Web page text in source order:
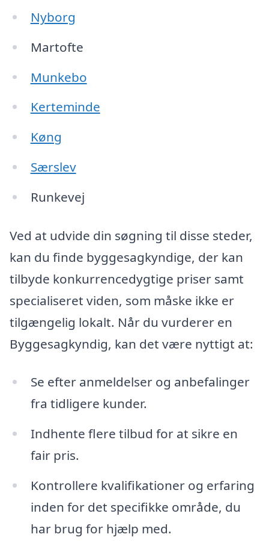
Nyborg
Martofte
Munkebo
Kerteminde
Køng
Særslev
Runkevej
Ved at udvide din søgning til disse steder,
kan du finde byggesagkyndige, der kan
tilbyde konkurrencedygtige priser samt
specialiseret viden, som måske ikke er
tilgængelig lokalt. Når du vurderer en
Byggesagkyndig, kan det være nyttigt at:
Se efter anmeldelser og anbefalinger
fra tidligere kunder.
Indhente flere tilbud for at sikre en
fair pris.
Kontrollere kvalifikationer og erfaring
inden for det specifikke område, du
har brug for hjælp med.